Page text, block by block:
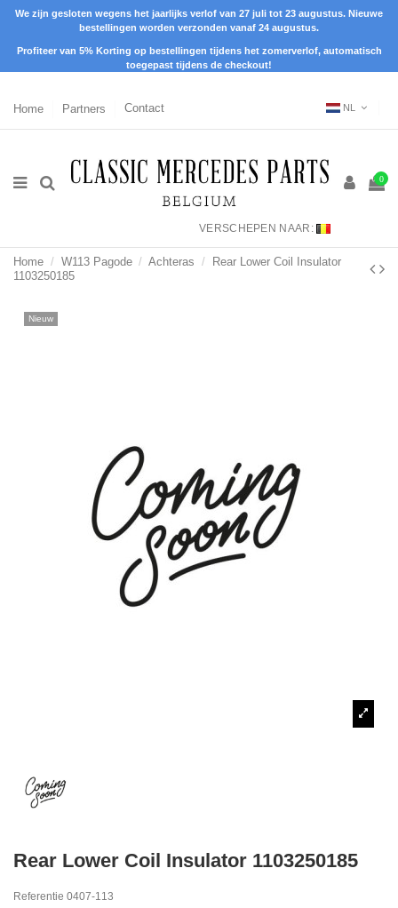
We zijn gesloten wegens het jaarlijks verlof van 27 juli tot 23 augustus. Nieuwe
bestellingen worden verzonden vanaf 24 augustus.
Profiteer van 5% Korting op bestellingen tijdens het zomerverlof, automatisch
toegepast tijdens de checkout!
Home Partners Contact NL
0
VERSCHEPEN NAAR:
Home W113 Pagode Achteras
Rear Lower Coil Insulator
1103250185
Nieuw
Rear Lower Coil Insulator 1103250185
Referentie 0407-113